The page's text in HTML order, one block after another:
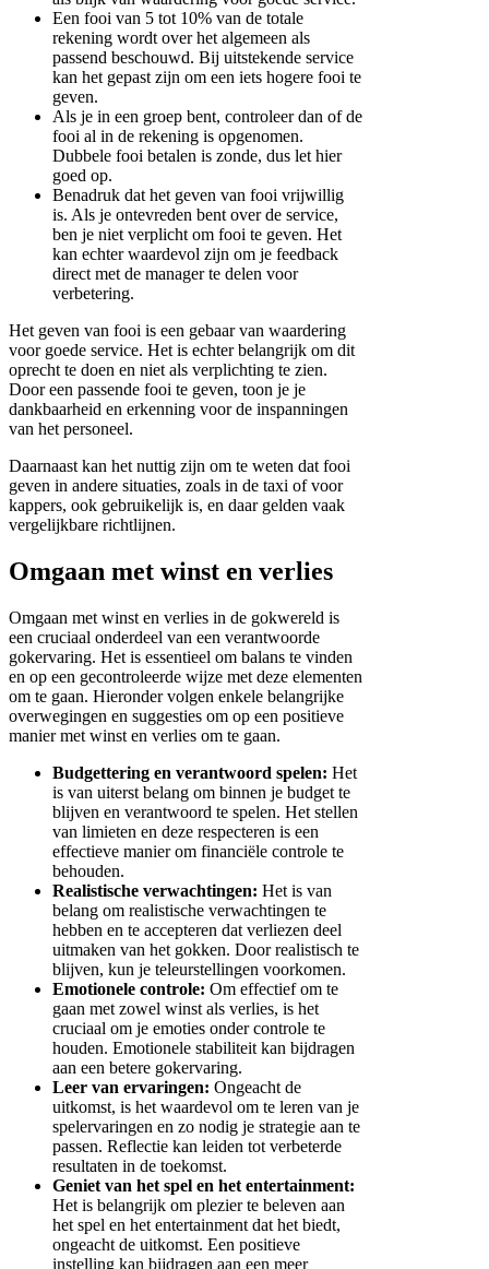
Een fooi van 5 tot 10% van de totale
rekening wordt over het algemeen als
passend beschouwd. Bij uitstekende service
kan het gepast zijn om een iets hogere fooi te
geven.
Als je in een groep bent, controleer dan of de
fooi al in de rekening is opgenomen.
Dubbele fooi betalen is zonde, dus let hier
goed op.
Benadruk dat het geven van fooi vrijwillig
is. Als je ontevreden bent over de service,
ben je niet verplicht om fooi te geven. Het
kan echter waardevol zijn om je feedback
direct met de manager te delen voor
verbetering.
Het geven van fooi is een gebaar van waardering
voor goede service. Het is echter belangrijk om dit
oprecht te doen en niet als verplichting te zien.
Door een passende fooi te geven, toon je je
dankbaarheid en erkenning voor de inspanningen
van het personeel.
Daarnaast kan het nuttig zijn om te weten dat fooi
geven in andere situaties, zoals in de taxi of voor
kappers, ook gebruikelijk is, en daar gelden vaak
vergelijkbare richtlijnen.
Omgaan met winst en verlies
Omgaan met winst en verlies in de gokwereld is
een cruciaal onderdeel van een verantwoorde
gokervaring. Het is essentieel om balans te vinden
en op een gecontroleerde wijze met deze elementen
om te gaan. Hieronder volgen enkele belangrijke
overwegingen en suggesties om op een positieve
manier met winst en verlies om te gaan.
Budgettering en verantwoord spelen: Het
is van uiterst belang om binnen je budget te
blijven en verantwoord te spelen. Het stellen
van limieten en deze respecteren is een
effectieve manier om financiële controle te
behouden.
Realistische verwachtingen: Het is van
belang om realistische verwachtingen te
hebben en te accepteren dat verliezen deel
uitmaken van het gokken. Door realistisch te
blijven, kun je teleurstellingen voorkomen.
Emotionele controle: Om effectief om te
gaan met zowel winst als verlies, is het
cruciaal om je emoties onder controle te
houden. Emotionele stabiliteit kan bijdragen
aan een betere gokervaring.
Leer van ervaringen: Ongeacht de
uitkomst, is het waardevol om te leren van je
spelervaringen en zo nodig je strategie aan te
passen. Reflectie kan leiden tot verbeterde
resultaten in de toekomst.
Geniet van het spel en het entertainment:
Het is belangrijk om plezier te beleven aan
het spel en het entertainment dat het biedt,
ongeacht de uitkomst. Een positieve
instelling kan bijdragen aan een meer